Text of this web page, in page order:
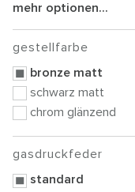
mehr optionen...
gestellfarbe
bronze matt
schwarz matt
chrom glänzend
gasdruckfeder
standard